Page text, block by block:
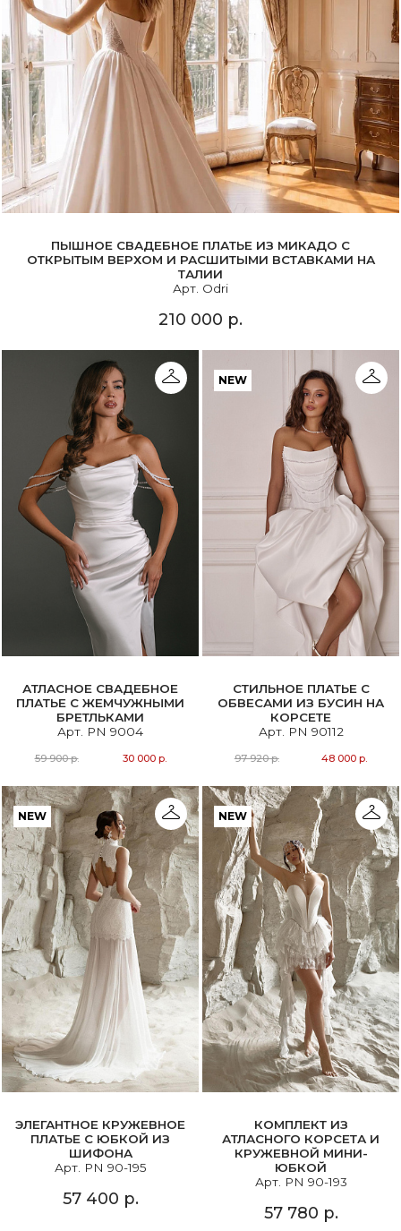
ПЫШНОЕ СВАДЕБНОЕ ПЛАТЬЕ ИЗ МИКАДО С
ОТКРЫТЫМ ВЕРХОМ И РАСШИТЫМИ ВСТАВКАМИ НА
ТАЛИИ
Арт. Odri
210 000 р.
АТЛАСНОЕ СВАДЕБНОЕ
ПЛАТЬЕ С ЖЕМЧУЖНЫМИ
БРЕТЛЬКАМИ
Арт. PN 9004
59 900 р. 30 000 р.
NEW
СТИЛЬНОЕ ПЛАТЬЕ С
ОБВЕСАМИ ИЗ БУСИН НА
КОРСЕТЕ
Арт. PN 90112
97 920 р. 48 000 р.
NEW
ЭЛЕГАНТНОЕ КРУЖЕВНОЕ
ПЛАТЬЕ С ЮБКОЙ ИЗ
ШИФОНА
Арт. PN 90-195
57 400 р.
NEW
КОМПЛЕКТ ИЗ
АТЛАСНОГО КОРСЕТА И
КРУЖЕВНОЙ МИНИ-
ЮБКОЙ
Арт. PN 90-193
57 780 р.